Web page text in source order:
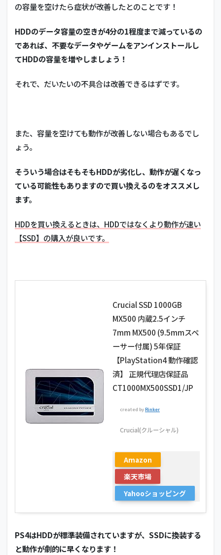
の容量を空けたら症状が改善したとのことです！
HDDのデータ容量の空きが4分の1程度まで減っているの
であれば、不要なデータやゲームをアンインストールし
てHDDの容量を増やしましょう！
それで、だいたいの不具合は改善できるはずです。
また、容量を空けても動作が改善しない場合もあるでし
ょう。
そういう場合はそもそもHDDが劣化し、動作が遅くなっ
ている可能性もありますので買い換えるのをオススメし
ます。
HDDを買い換えるときは、HDDではなくより動作が速い
【SSD】の購入が良いです。
Crucial SSD 1000GB
MX500 内蔵2.5インチ
7mm MX500 (9.5mmスペ
ーサー付属) 5年保証
【PlayStation4 動作確認
済】 正規代理店保証品
CT1000MX500SSD1/JP
created byRinker
Crucial(クルーシャル)
Amazon
楽天市場
Yahooショッピング
PS4はHDDが標準装備されていますが、SSDに換装する
と動作が劇的に早くなります！